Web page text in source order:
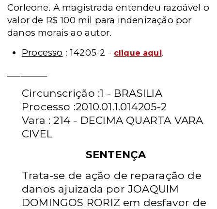
Corleone. A magistrada entendeu razoável o
valor de R$ 100 mil para indenização por
danos morais ao autor.
Processo : 14205-2 - clique aqui.
Circunscrição :1 - BRASILIA
Processo :2010.01.1.014205-2
Vara : 214 - DECIMA QUARTA VARA
CIVEL
SENTENÇA
Trata-se de ação de reparação de
danos ajuizada por JOAQUIM
DOMINGOS RORIZ em desfavor de